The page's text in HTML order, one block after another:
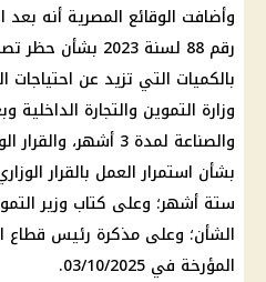
وأضافت الوقائع المصرية أنه بعد
رقم 88 لسنة 2023
بالكميات التي تزيد عن
وزارة التموين والتجارة الداخلية
ستة أشهر؛ وعلى كتاب وزير
الشأن؛ وعلى مذكرة رئيس قطاع
المؤرخة في 03/10/2025.